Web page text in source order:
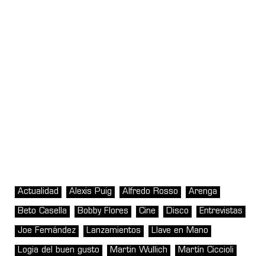
Actualidad Alexis Puig Alfredo Rosso Arenga
Beto Casella Bobby Flores Cine Disco Entrevistas
Joe Fernández Lanzamientos Llave en Mano
Logia del buen gusto Martin Wullich Martín Ciccioli